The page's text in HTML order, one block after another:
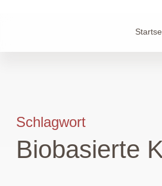
Schlagwort
Biobasierte